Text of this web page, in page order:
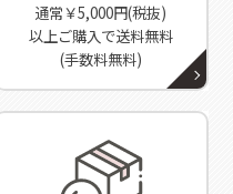
通常￥5,000円(税抜)
以上ご購入で送料無料
(手数料無料)